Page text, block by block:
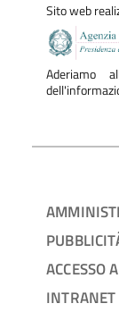
Sito web
Aderiamo
ACCESSO